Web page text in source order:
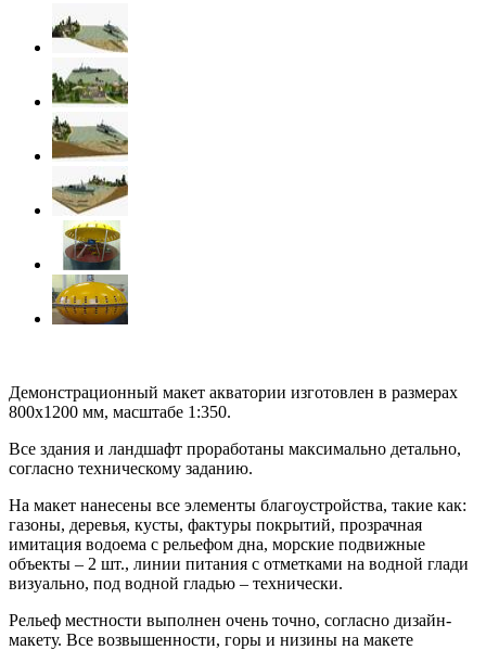
Демонстрационный макет акватории изготовлен в размерах
800х1200 мм, масштабе 1:350.
Все здания и ландшафт проработаны максимально детально,
согласно техническому заданию.
На макет нанесены все элементы благоустройства, такие как:
газоны, деревья, кусты, фактуры покрытий, прозрачная
имитация водоема с рельефом дна, морские подвижные
объекты – 2 шт., линии питания с отметками на водной глади
визуально, под водной гладью – технически.
Рельеф местности выполнен очень точно, согласно дизайн-
макету. Все возвышенности, горы и низины на макете